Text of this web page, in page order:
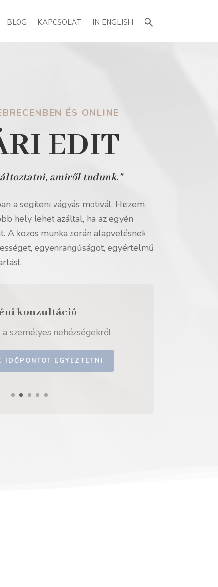
BLOG KAPCSOLAT IN ENGLISH
ÉS ONLINE
EDIT
amiről tudunk.”
a segíteni vágyás motivál. Hiszem,
hely lehet azáltal, ha az egyén
A közös munka során alapvetésnek
egyenrangúságot, egyértelmű
kapcsolatanalízis
az első pillanattól kezdve
TÖBBET TUDNI